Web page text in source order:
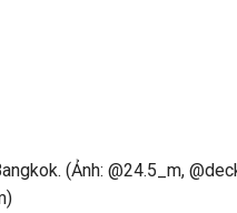
(Ảnh: @24.5_m,